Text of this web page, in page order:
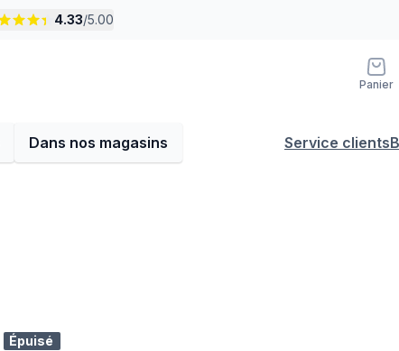
4.33/5.00
Panier
Dans nos magasins Service clients
Épuisé